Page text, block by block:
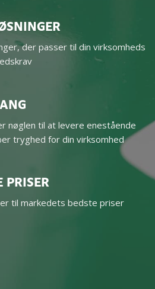
der passer til din virksomheds
nøglen til at levere enestående
tryghed for din virksomhed
PRISER
til markedets bedste priser